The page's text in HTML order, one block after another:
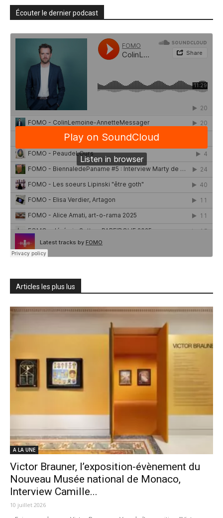
Écouter le dernier podcast
Articles les plus lus
A LA UNE
Victor Brauner, l’exposition-évènement du
Nouveau Musée national de Monaco,
Interview Camille...
10 juillet 2026